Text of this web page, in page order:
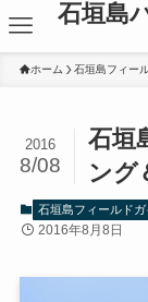
石垣島
ホーム 石垣島フィー
石垣
ング
2016
8/08
石垣島フィールド
2016年8月8日